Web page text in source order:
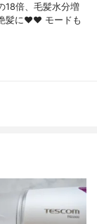
18倍、毛髪水分増
髪に❤❤ モードも